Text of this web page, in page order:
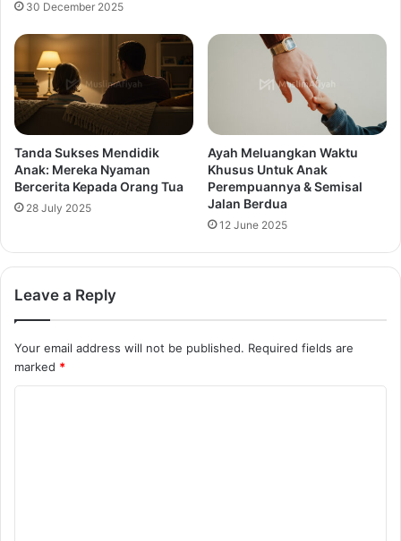
30 December 2025
Tanda Sukses Mendidik
Anak: Mereka Nyaman
Bercerita Kepada Orang Tua
28 July 2025
Ayah Meluangkan Waktu
Khusus Untuk Anak
Perempuannya & Semisal
Jalan Berdua
12 June 2025
Leave a Reply
Your email address will not be published. Required fields are
marked *